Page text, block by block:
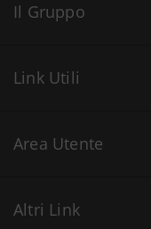
Il Gruppo
Link Utili
Area Utente
Altri Link